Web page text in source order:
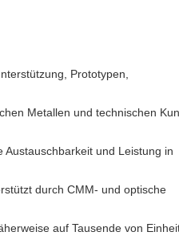
Prototypen,
Metallen und technischen
und Leistung in
durch CMM- und optische
auf Tausende von